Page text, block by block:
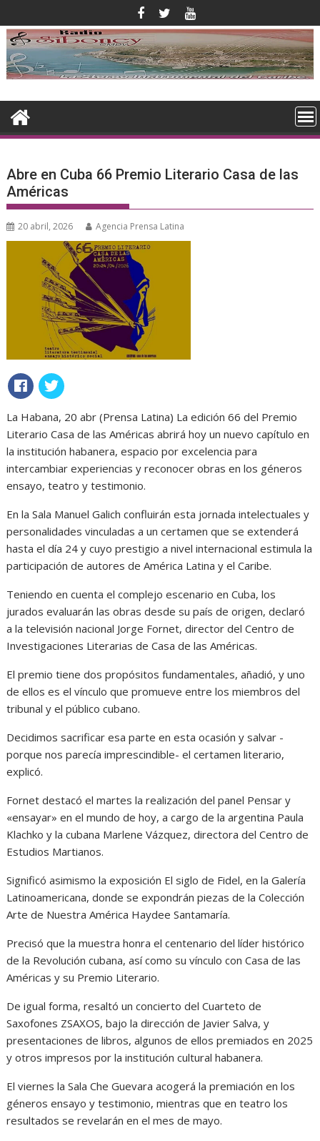
al
contenido
Abre en Cuba 66 Premio Literario Casa de las
Américas
20 abril, 2026 Agencia Prensa Latina
La Habana, 20 abr (Prensa Latina) La edición 66 del Premio
Literario Casa de las Américas abrirá hoy un nuevo capítulo en
la institución habanera, espacio por excelencia para
intercambiar experiencias y reconocer obras en los géneros
ensayo, teatro y testimonio.
En la Sala Manuel Galich confluirán esta jornada intelectuales y
personalidades vinculadas a un certamen que se extenderá
hasta el día 24 y cuyo prestigio a nivel internacional estimula la
participación de autores de América Latina y el Caribe.
Teniendo en cuenta el complejo escenario en Cuba, los
jurados evaluarán las obras desde su país de origen, declaró
a la televisión nacional Jorge Fornet, director del Centro de
Investigaciones Literarias de Casa de las Américas.
El premio tiene dos propósitos fundamentales, añadió, y uno
de ellos es el vínculo que promueve entre los miembros del
tribunal y el público cubano.
Decidimos sacrificar esa parte en esta ocasión y salvar -
porque nos parecía imprescindible- el certamen literario,
explicó.
Fornet destacó el martes la realización del panel Pensar y
«ensayar» en el mundo de hoy, a cargo de la argentina Paula
Klachko y la cubana Marlene Vázquez, directora del Centro de
Estudios Martianos.
Significó asimismo la exposición El siglo de Fidel, en la Galería
Latinoamericana, donde se expondrán piezas de la Colección
Arte de Nuestra América Haydee Santamaría.
Precisó que la muestra honra el centenario del líder histórico
de la Revolución cubana, así como su vínculo con Casa de las
Américas y su Premio Literario.
De igual forma, resaltó un concierto del Cuarteto de
Saxofones ZSAXOS, bajo la dirección de Javier Salva, y
presentaciones de libros, algunos de ellos premiados en 2025
y otros impresos por la institución cultural habanera.
El viernes la Sala Che Guevara acogerá la premiación en los
géneros ensayo y testimonio, mientras que en teatro los
resultados se revelarán en el mes de mayo.